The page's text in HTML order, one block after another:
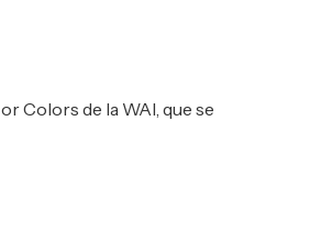
Colors de la WAI, que se